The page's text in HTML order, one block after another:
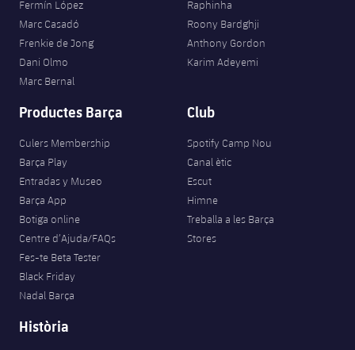
Jugadors
Fotos
Història
Classificació
Juvenil
Infantil
Notícies
Atletisme
Actualitat
Masculí
Femení
Agenda
Bàsquet en cadira de rodes
plusicon
més
Actualitat
Jugadors
Resultats
Classificació
Hockey gel
plusicon
més
Actualitat
Jugadors
Calendari
Resultats
Hoquei herba
plusicon
més
Notícies
Hockey Herba Masculí
Hockey Herba Femení
Patinatge artístic
Actualitat
Plantilla
Agenda
Escola de Patinatge
plusicon
més
Actualitat
Voleibol
Fermín López
Marc Casadó
Frenkie de Jong
Dani Olmo
Marc Bernal
Raphinha
Roony Bardghji
Anthony Gordon
Karim Adeyemi
Productes Barça
Culers Membership
Barça Play
Entradas y Museo
Barça App
Botiga online
Centre d’Ajuda/FAQs
Fes-te Beta Tester
Black Friday
Nadal Barça
Club
Spotify Camp Nou
Canal ètic
Escut
Himne
Treballa a les Barça
Stores
Història